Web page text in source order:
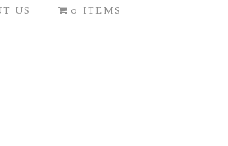
US 0 ITEMS